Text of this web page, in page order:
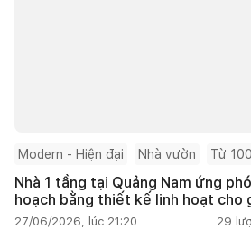
Modern - Hiện đại Nhà vườn Từ
Nhà 1 tầng tại Quảng Nam ứng
hoạch bằng thiết kế linh hoạt cho
27/06/2026, lúc 21:20 29